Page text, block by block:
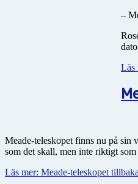
–
Läs
Meade-teleskopet finns nu på sin
som det skall, men inte riktigt
Läs mer: Meade-teleskopet tillbaka